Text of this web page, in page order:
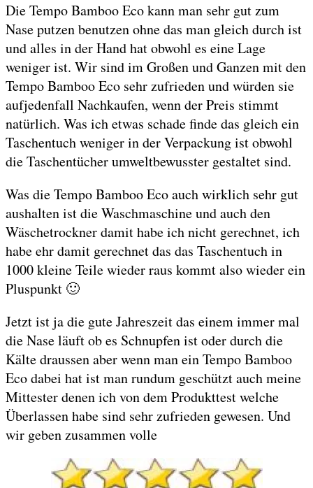
Die Tempo Bamboo Eco kann man sehr gut zum
Nase putzen benutzen ohne das man gleich durch ist
und alles in der Hand hat obwohl es eine Lage
weniger ist. Wir sind im Großen und Ganzen mit den
Tempo Bamboo Eco sehr zufrieden und würden sie
aufjedenfall Nachkaufen, wenn der Preis stimmt
natürlich. Was ich etwas schade finde das gleich ein
Taschentuch weniger in der Verpackung ist obwohl
die Taschentücher umweltbewusster gestaltet sind.
Was die Tempo Bamboo Eco auch wirklich sehr gut
aushalten ist die Waschmaschine und auch den
Wäschetrockner damit habe ich nicht gerechnet, ich
habe ehr damit gerechnet das das Taschentuch in
1000 kleine Teile wieder raus kommt also wieder ein
Pluspunkt 🙂
Jetzt ist ja die gute Jahreszeit das einem immer mal
die Nase läuft ob es Schnupfen ist oder durch die
Kälte draussen aber wenn man ein Tempo Bamboo
Eco dabei hat ist man rundum geschützt auch meine
Mittester denen ich von dem Produkttest welche
Überlassen habe sind sehr zufrieden gewesen. Und
wir geben zusammen volle